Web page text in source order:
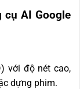
cụ AI Google
với độ nét cao,
dựng phim.